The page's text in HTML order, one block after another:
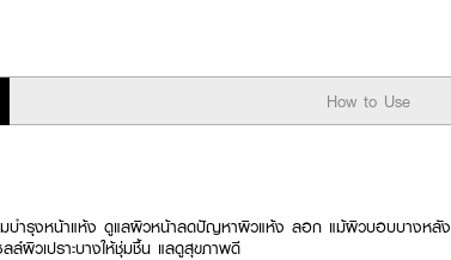
How to Use
บำรุงหน้าแห้ง ดูแลผิวหน้าลดปัญหาผิวแห้ง ลอก แม้ผิวบอบบางหลัง
ล์ผิวเปราะบางให้ชุ่มชื้น แลดูสุขภาพดี